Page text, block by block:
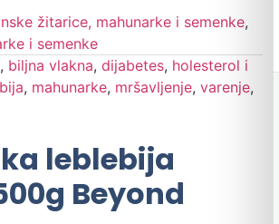
žitarice, mahunarke i semenke,
i semenke
, biljna vlakna, dijabetes, holesterol i
, mahunarke, mršavljenje, varenje,
leblebija
Beyond